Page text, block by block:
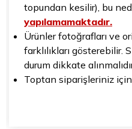
topundan kesilir), bu
yapılamamaktadır.
Ürünler fotoğrafları ve
farklılıkları gösterebilir.
durum dikkate
Toptan siparişleriniz